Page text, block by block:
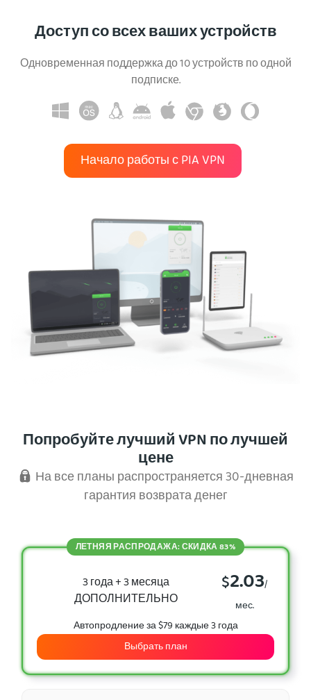
Доступ со всех ваших устройств
Одновременная поддержка до 10 устройств по одной
подписке.
Начало работы с PIA VPN
Попробуйте лучший VPN по лучшей
цене
На все планы распространяется 30-дневная
гарантия возврата денег
3 года + 3 месяца
ДОПОЛНИТЕЛЬНО
$2.03/
мес.
ЛЕТНЯЯ РАСПРОДАЖА: СКИДКА 83%
Автопродление за $79 каждые 3 года
Выбрать план